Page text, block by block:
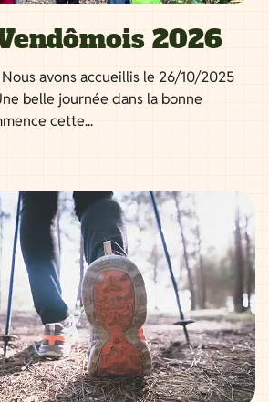
2026
avons accueillis le 26/10/2025
belle journée dans la bonne
cette...